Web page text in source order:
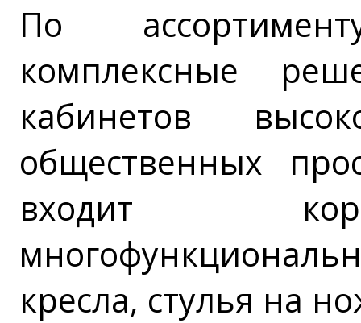
По
комплексные
кабинетов
общественных
входит
кресла, стулья на